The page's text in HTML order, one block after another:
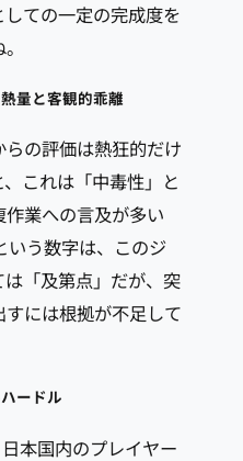
ての一定の完成度を
量と客観的乖離
の評価は熱狂的だけ
これは「中毒性」と
業への言及が多い
いう数字は、このジ
「及第点」だが、突
には根拠が不足して
ードル
本国内のプレイヤー